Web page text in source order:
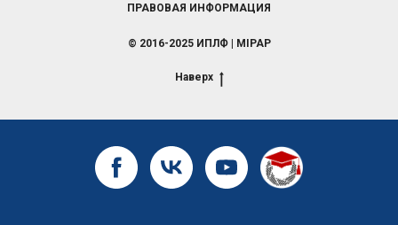
ПРАВОВАЯ ИНФОРМАЦИЯ
© 2016-2025 ИПЛФ | MIPAP
Наверх